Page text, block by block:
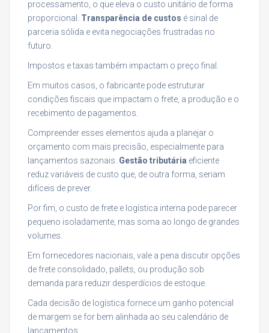
processamento, o que eleva o custo unitário de forma
proporcional. Transparência de custos é sinal de
parceria sólida e evita negociações frustradas no
futuro.
Impostos e taxas também impactam o preço final.
Em muitos casos, o fabricante pode estruturar
condições fiscais que impactam o frete, a produção e o
recebimento de pagamentos.
Compreender esses elementos ajuda a planejar o
orçamento com mais precisão, especialmente para
lançamentos sazonais. Gestão tributária eficiente
reduz variáveis de custo que, de outra forma, seriam
difíceis de prever.
Por fim, o custo de frete e logística interna pode parecer
pequeno isoladamente, mas soma ao longo de grandes
volumes.
Em fornecedores nacionais, vale a pena discutir opções
de frete consolidado, pallets, ou produção sob
demanda para reduzir desperdícios de estoque.
Cada decisão de logística fornece um ganho potencial
de margem se for bem alinhada ao seu calendário de
lançamentos.